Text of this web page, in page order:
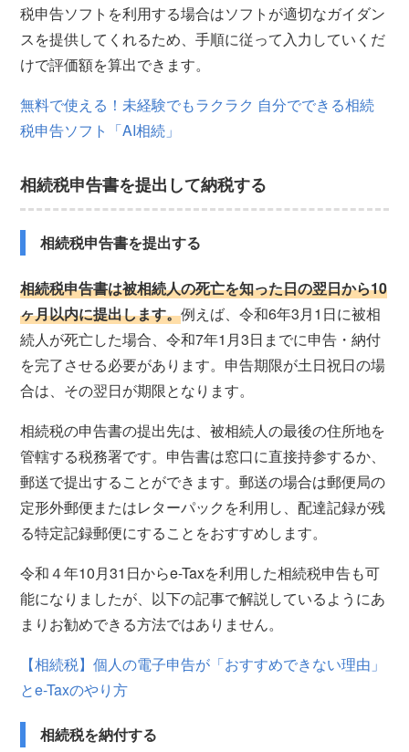
税申告ソフトを利用する場合はソフトが適切なガイダン
スを提供してくれるため、手順に従って入力していくだ
けで評価額を算出できます。
無料で使える！未経験でもラクラク 自分でできる相続
税申告ソフト「AI相続」
相続税申告書を提出して納税する
相続税申告書を提出する
相続税申告書は被相続人の死亡を知った日の翌日から10
ヶ月以内に提出します。例えば、令和6年3月1日に被相
続人が死亡した場合、令和7年1月3日までに申告・納付
を完了させる必要があります。申告期限が土日祝日の場
合は、その翌日が期限となります。
相続税の申告書の提出先は、被相続人の最後の住所地を
管轄する税務署です。申告書は窓口に直接持参するか、
郵送で提出することができます。郵送の場合は郵便局の
定形外郵便またはレターパックを利用し、配達記録が残
る特定記録郵便にすることをおすすめします。
令和４年10月31日からe-Taxを利用した相続税申告も可
能になりましたが、以下の記事で解説しているようにあ
まりお勧めできる方法ではありません。
【相続税】個人の電子申告が「おすすめできない理由」
とe-Taxのやり方
相続税を納付する